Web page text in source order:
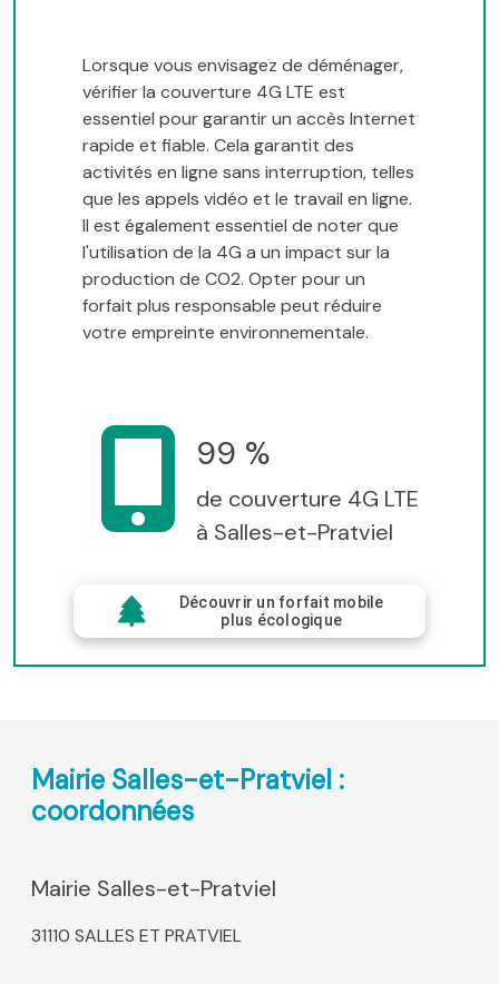
Lorsque vous envisagez de déménager,
vérifier la couverture 4G LTE est
essentiel pour garantir un accès Internet
rapide et fiable. Cela garantit des
activités en ligne sans interruption, telles
que les appels vidéo et le travail en ligne.
Il est également essentiel de noter que
l'utilisation de la 4G a un impact sur la
production de CO2. Opter pour un
forfait plus responsable peut réduire
votre empreinte environnementale.
99 %
de couverture 4G LTE
à Salles-et-Pratviel
Découvrir un forfait mobile
plus écologique
Mairie Salles-et-Pratviel :
coordonnées
Mairie Salles-et-Pratviel
31110 SALLES ET PRATVIEL